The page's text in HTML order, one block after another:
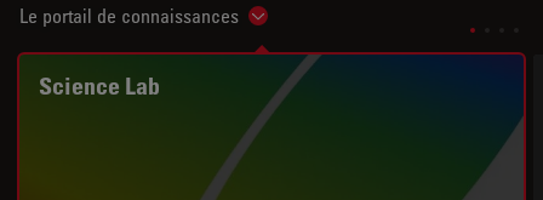
Le portail de connaissances Show subnavigation
Science Lab